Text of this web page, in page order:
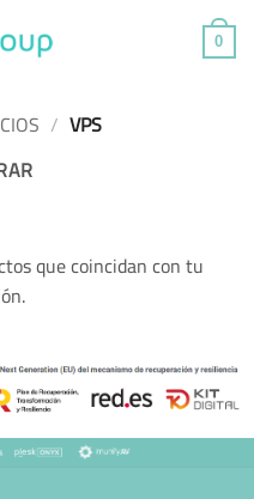
0
/ VPS
que coincidan con tu